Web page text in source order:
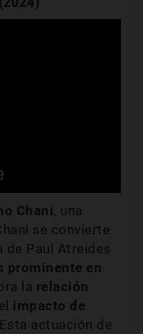
Chani, una
se convierte
de Paul Atreides
prominente en
la relación
impacto de
actuación de